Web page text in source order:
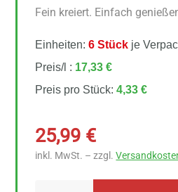
Fein kreiert. Einfach
Einheiten:6 Stück je
Preis/l : 17,33 €
Preis pro Stück:4,33 €
25,99 €
inkl. MwSt. – zzgl.